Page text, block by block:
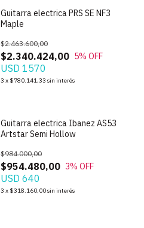
Guitarra electrica PRS SE NF3
Maple
$2.340.424,00
$2.463.600,00
5% OFF
USD 1570
3 x $780.141,33 sin interés
Guitarra electrica Ibanez AS53
Artstar Semi Hollow
$954.480,00
$984.000,00
3% OFF
USD 640
3 x $318.160,00sin interés